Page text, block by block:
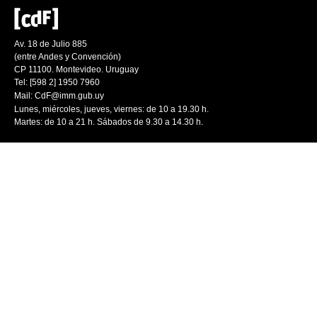
Av. 18 de Julio 885
(entre Andes y Convención)
CP 11100. Montevideo. Uruguay
Tel: [598 2] 1950 7960
Mail: CdF@imm.gub.uy
Lunes, miércoles, jueves, viernes: de 10 a 19.30 h.
Martes: de 10 a 21 h. Sábados de 9.30 a 14.30 h.